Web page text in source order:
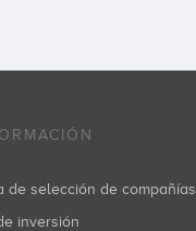
de selección de compañías
inversión